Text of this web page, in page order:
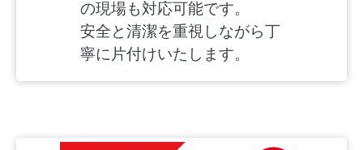
の現場も対応可能です。
安全と清潔を重視しながら丁
寧に片付けいたします。